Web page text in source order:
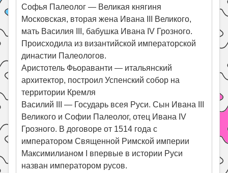
Софья Палеолог — Великая княгиня
Московская, вторая жена Ивана III Великого,
мать Василия III, бабушка Ивана IV Грозного.
Происходила из византийской императорской
династии Палеологов.
Аристотель Фьораванти — итальянский
архитектор, построил Успенский собор на
территории Кремля
Василий III — Государь всея Руси. Сын Ивана III
Великого и Софии Палеолог, отец Ивана IV
Грозного. В договоре от 1514 года с
императором Священной Римской империи
Максимилианом I впервые в истории Руси
назван императором русов.